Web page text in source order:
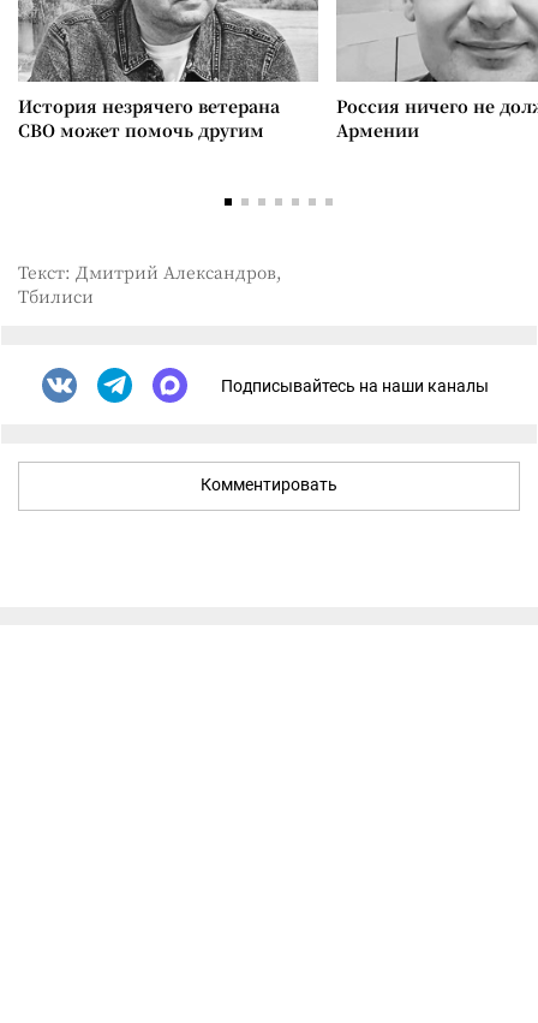
История незрячего ветерана
СВО может помочь другим
Россия ничего не
Армении
Текст: Дмитрий Александров,
Тбилиси
Подписывайтесь на наши каналы
Комментировать